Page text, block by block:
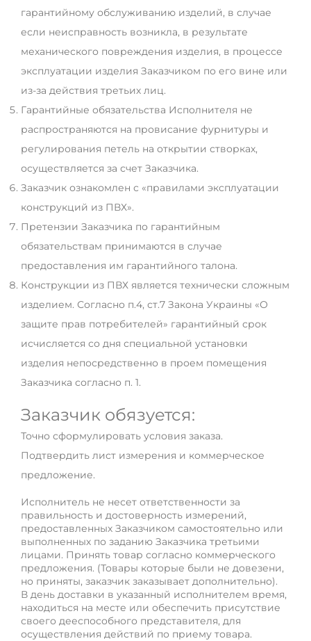
гарантийному обслуживанию изделий, в случае
если неисправность возникла, в результате
механического повреждения изделия, в процессе
эксплуатации изделия Заказчиком по его вине или
из-за действия третьих лиц.
Гарантийные обязательства Исполнителя не
распространяются на провисание фурнитуры и
регулирования петель на открытии створках,
осуществляется за счет Заказчика.
Заказчик ознакомлен с «правилами эксплуатации
конструкций из ПВХ».
Претензии Заказчика по гарантийным
обязательствам принимаются в случае
предоставления им гарантийного талона.
Конструкции из ПВХ является технически сложным
изделием. Согласно п.4, ст.7 Закона Украины «О
защите прав потребителей» гарантийный срок
исчисляется со дня специальной установки
изделия непосредственно в проем помещения
Заказчика согласно п. 1.
Заказчик обязуется:
Точно сформулировать условия заказа.
Подтвердить лист измерения и коммерческое
предложение.
Исполнитель не несет ответственности за
правильность и достоверность измерений,
предоставленных Заказчиком самостоятельно или
выполненных по заданию Заказчика третьими
лицами. Принять товар согласно коммерческого
предложения. (Товары которые были не довезени,
но приняты, заказчик заказывает дополнительно).
В день доставки в указанный исполнителем время,
находиться на месте или обеспечить присутствие
своего дееспособного представителя, для
осуществления действий по приему товара.